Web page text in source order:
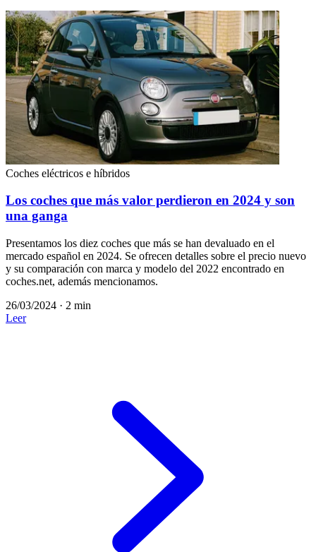
Coches eléctricos e híbridos
Los coches que más valor perdieron en 2024 y son
una ganga
Presentamos los diez coches que más se han devaluado en el
mercado español en 2024. Se ofrecen detalles sobre el precio nuevo
y su comparación con marca y modelo del 2022 encontrado en
coches.net, además mencionamos.
26/03/2024 · 2 min
Leer